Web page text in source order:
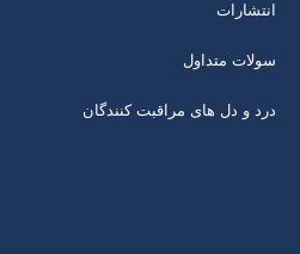
انتشارات
سولات متداول
درد و دل های مراقبت کنندگان